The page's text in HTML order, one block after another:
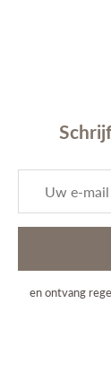
en ontvang